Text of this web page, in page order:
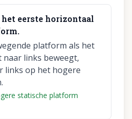
eerste horizontaal
platform als het
links beweegt,
links op het hogere
statische platform